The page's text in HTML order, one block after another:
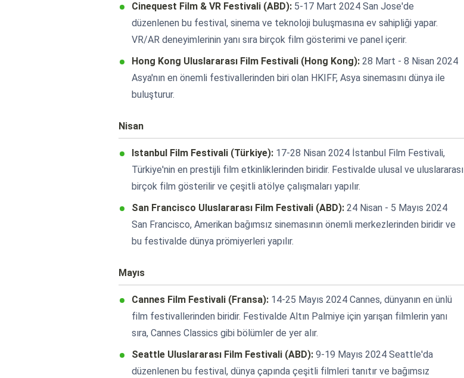
Cinequest Film & VR Festivali (ABD): 5-17 Mart 2024 San Jose'de
düzenlenen bu festival, sinema ve teknoloji buluşmasına ev sahipliği yapar.
VR/AR deneyimlerinin yanı sıra birçok film gösterimi ve panel içerir.
Hong Kong Uluslararası Film Festivali (Hong Kong): 28 Mart - 8 Nisan 2024
Asya'nın en önemli festivallerinden biri olan HKIFF, Asya sinemasını dünya ile
buluşturur.
Nisan
Istanbul Film Festivali (Türkiye): 17-28 Nisan 2024 İstanbul Film Festivali,
Türkiye'nin en prestijli film etkinliklerinden biridir. Festivalde ulusal ve uluslararası
birçok film gösterilir ve çeşitli atölye çalışmaları yapılır.
San Francisco Uluslararası Film Festivali (ABD): 24 Nisan - 5 Mayıs 2024
San Francisco, Amerikan bağımsız sinemasının önemli merkezlerinden biridir ve
bu festivalde dünya prömiyerleri yapılır.
Mayıs
Cannes Film Festivali (Fransa): 14-25 Mayıs 2024 Cannes, dünyanın en ünlü
film festivallerinden biridir. Festivalde Altın Palmiye için yarışan filmlerin yanı
sıra, Cannes Classics gibi bölümler de yer alır.
Seattle Uluslararası Film Festivali (ABD): 9-19 Mayıs 2024 Seattle'da
düzenlenen bu festival, dünya çapında çeşitli filmleri tanıtır ve bağımsız